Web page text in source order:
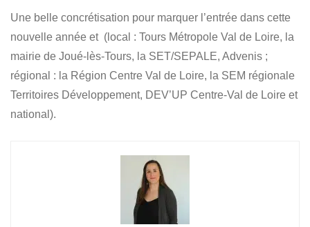
Une belle concrétisation pour marquer l’entrée dans cette
nouvelle année et (local : Tours Métropole Val de Loire, la
mairie de Joué-lès-Tours, la SET/SEPALE, Advenis ;
régional : la Région Centre Val de Loire, la SEM régionale
Territoires Développement, DEV’UP Centre-Val de Loire et
national).